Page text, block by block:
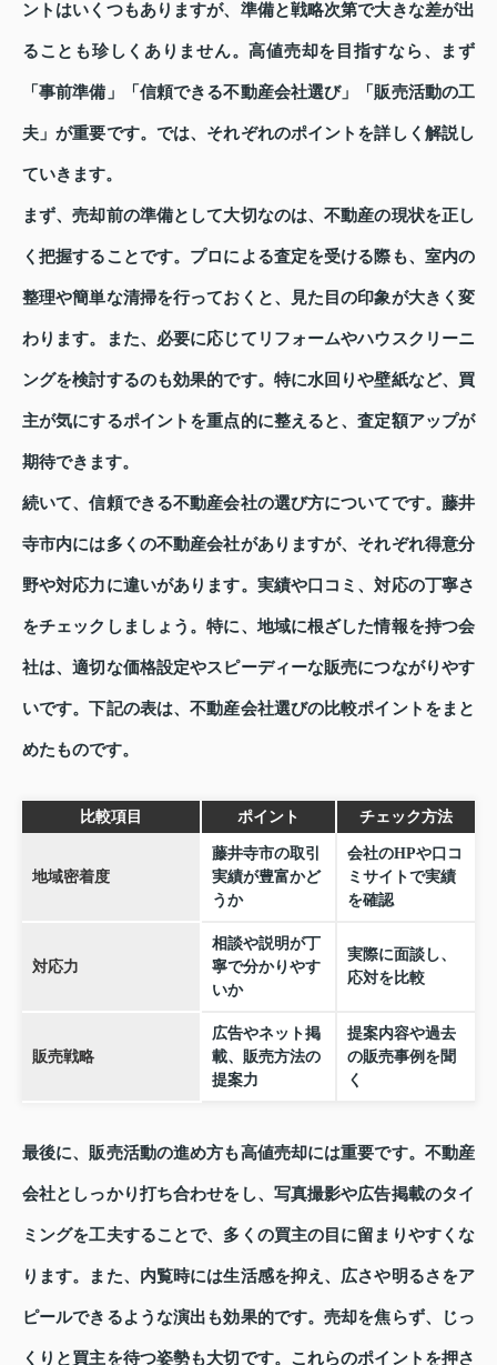
ントはいくつもありますが、準備と戦略次第で大きな差が出
ることも珍しくありません。高値売却を目指すなら、まず
「事前準備」「信頼できる不動産会社選び」「販売活動の工
夫」が重要です。では、それぞれのポイントを詳しく解説し
ていきます。
まず、売却前の準備として大切なのは、不動産の現状を正し
く把握することです。プロによる査定を受ける際も、室内の
整理や簡単な清掃を行っておくと、見た目の印象が大きく変
わります。また、必要に応じてリフォームやハウスクリーニ
ングを検討するのも効果的です。特に水回りや壁紙など、買
主が気にするポイントを重点的に整えると、査定額アップが
期待できます。
続いて、信頼できる不動産会社の選び方についてです。藤井
寺市内には多くの不動産会社がありますが、それぞれ得意分
野や対応力に違いがあります。実績や口コミ、対応の丁寧さ
をチェックしましょう。特に、地域に根ざした情報を持つ会
社は、適切な価格設定やスピーディーな販売につながりやす
いです。下記の表は、不動産会社選びの比較ポイントをまと
めたものです。
比較項目 ポイント チェック方法
地域密着度
藤井寺市の取引
実績が豊富かど
うか
会社のHPや口コ
ミサイトで実績
を確認
対応力
相談や説明が丁
寧で分かりやす
いか
実際に面談し、
応対を比較
販売戦略
広告やネット掲
載、販売方法の
提案力
提案内容や過去
の販売事例を聞
く
最後に、販売活動の進め方も高値売却には重要です。不動産
会社としっかり打ち合わせをし、写真撮影や広告掲載のタイ
ミングを工夫することで、多くの買主の目に留まりやすくな
ります。また、内覧時には生活感を抑え、広さや明るさをア
ピールできるような演出も効果的です。売却を焦らず、じっ
くりと買主を待つ姿勢も大切です。これらのポイントを押さ